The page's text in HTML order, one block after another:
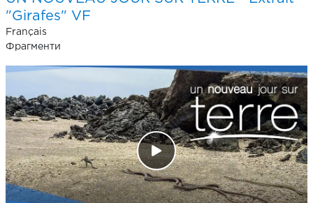
"Girafes" VF
Français
Фрагменти